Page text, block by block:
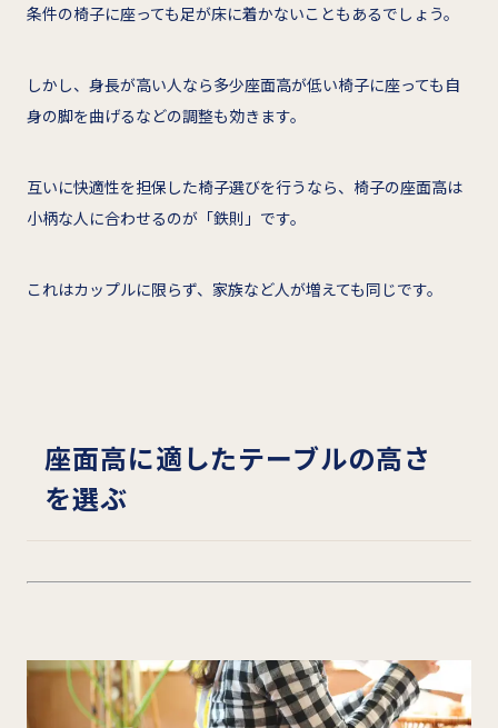
条件の椅子に座っても足が床に着かないこともあるでしょう。
しかし、身長が高い人なら多少座面高が低い椅子に座っても自
身の脚を曲げるなどの調整も効きます。
互いに快適性を担保した椅子選びを行うなら、椅子の座面高は
小柄な人に合わせるのが「鉄則」です。
これはカップルに限らず、家族など人が増えても同じです。
座面高に適したテーブルの高さ
を選ぶ